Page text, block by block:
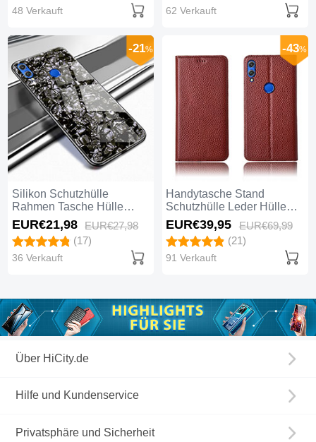
48 Verkauft
62 Verkauft
Silikon Schutzhülle
Rahmen Tasche Hülle
Durchsichtig Transparent
Spiegel M03 für Huawei
Honor 8X Schwarz
-21%
EUR€21,98 EUR€27,98
(17)
36 Verkauft
Handytasche Stand
Schutzhülle Leder Hülle
L04 für Huawei Honor 8X
Braun
-43%
EUR€39,95 EUR€69,99
(21)
91 Verkauft
Über HiCity.de
Hilfe und Kundenservice
Privatsphäre und Sicherheit